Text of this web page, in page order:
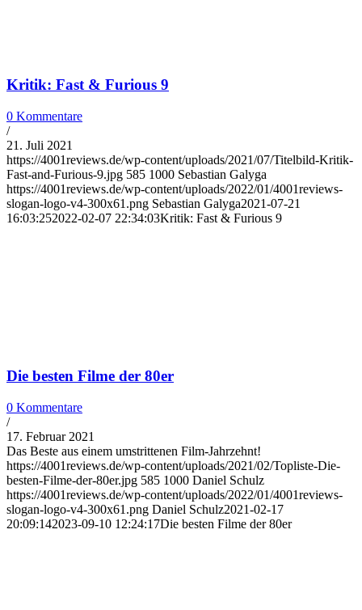
Kritik: Fast & Furious 9
0 Kommentare
/
21. Juli 2021
https://4001reviews.de/wp-content/uploads/2021/07/Titelbild-Kritik-
Fast-and-Furious-9.jpg 585 1000 Sebastian Galyga
https://4001reviews.de/wp-content/uploads/2022/01/4001reviews-
slogan-logo-v4-300x61.png Sebastian Galyga2021-07-21
16:03:252022-02-07 22:34:03Kritik: Fast & Furious 9
Die besten Filme der 80er
0 Kommentare
/
17. Februar 2021
Das Beste aus einem umstrittenen Film-Jahrzehnt!
https://4001reviews.de/wp-content/uploads/2021/02/Topliste-Die-
besten-Filme-der-80er.jpg 585 1000 Daniel Schulz
https://4001reviews.de/wp-content/uploads/2022/01/4001reviews-
slogan-logo-v4-300x61.png Daniel Schulz2021-02-17
20:09:142023-09-10 12:24:17Die besten Filme der 80er